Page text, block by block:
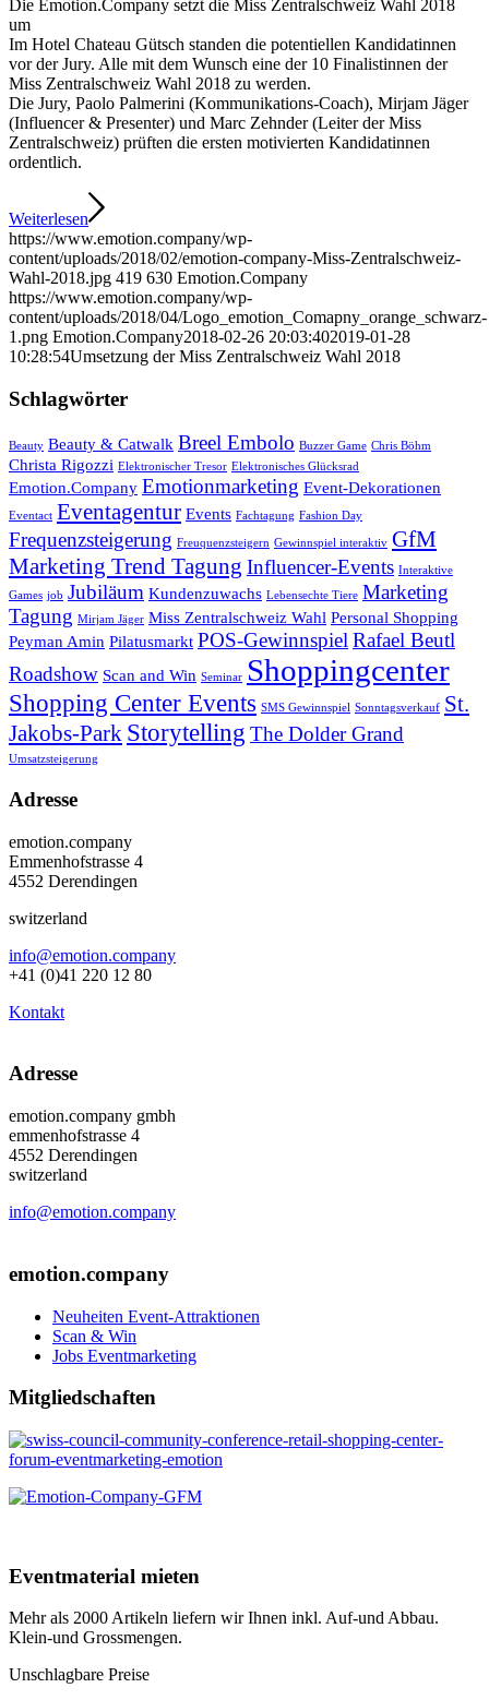
Die Emotion.Company setzt die Miss Zentralschweiz Wahl 2018
um
Im Hotel Chateau Gütsch standen die potentiellen Kandidatinnen
vor der Jury. Alle mit dem Wunsch eine der 10 Finalistinnen der
Miss Zentralschweiz Wahl 2018 zu werden.
Die Jury, Paolo Palmerini (Kommunikations-Coach), Mirjam Jäger
(Influencer & Presenter) und Marc Zehnder (Leiter der Miss
Zentralschweiz) prüften die ersten motivierten Kandidatinnen
ordentlich.
Weiterlesen
https://www.emotion.company/wp-
content/uploads/2018/02/emotion-company-Miss-Zentralschweiz-
Wahl-2018.jpg 419 630 Emotion.Company
https://www.emotion.company/wp-
content/uploads/2018/04/Logo_emotion_Comapny_orange_schwarz-
1.png Emotion.Company2018-02-26 20:03:402019-01-28
10:28:54Umsetzung der Miss Zentralschweiz Wahl 2018
Schlagwörter
Beauty Beauty & Catwalk Breel Embolo Buzzer Game Chris Böhm
Christa Rigozzi Elektronischer Tresor Elektronisches Glücksrad
Emotion.Company Emotionmarketing Event-Dekorationen
Eventact Eventagentur Events Fachtagung Fashion Day
Frequenzsteigerung Freuquenzsteigern Gewinnspiel interaktiv GfM
Marketing Trend Tagung Influencer-Events Interaktive
Games job Jubiläum Kundenzuwachs Lebensechte Tiere Marketing
Tagung Mirjam Jäger Miss Zentralschweiz Wahl Personal Shopping
Peyman Amin Pilatusmarkt POS-GewinnspielRafael Beutl
Roadshow Scan and Win Seminar Shoppingcenter
Shopping Center Events SMS Gewinnspiel Sonntagsverkauf St.
Jakobs-Park Storytelling The Dolder Grand
Umsatzsteigerung
Adresse
emotion.company
Emmenhofstrasse 4
4552 Derendingen
switzerland
info@emotion.company
+41 (0)41 220 12 80
Kontakt
Adresse
emotion.company gmbh
emmenhofstrasse 4
4552 Derendingen
switzerland
info@emotion.company
emotion.company
Neuheiten Event-Attraktionen
Scan & Win
Jobs Eventmarketing
Mitgliedschaften
Eventmaterial mieten
Mehr als 2000 Artikeln liefern wir Ihnen inkl. Auf-und Abbau.
Klein-und Grossmengen.
Unschlagbare Preise